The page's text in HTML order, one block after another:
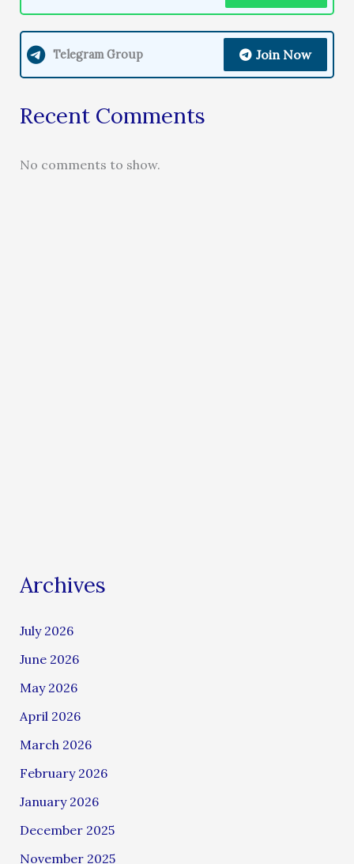
Telegram Group Join Now
Recent Comments
No comments to show.
Archives
July 2026
June 2026
May 2026
April 2026
March 2026
February 2026
January 2026
December 2025
November 2025